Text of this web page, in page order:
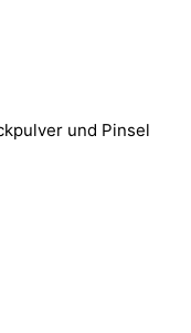
und Pinsel